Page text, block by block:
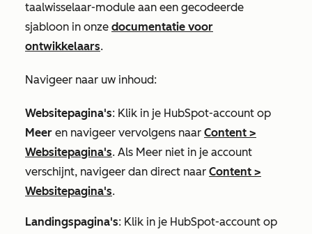
taalwisselaar-module aan een gecodeerde
sjabloon in onze documentatie voor
ontwikkelaars.
Navigeer naar uw inhoud:
Websitepagina's: Klik in je HubSpot-account op
Meer en navigeer vervolgens naar Content >
Websitepagina's. Als Meer niet in je account
verschijnt, navigeer dan direct naar Content >
Websitepagina's.
Landingspagina's: Klik in je HubSpot-account op